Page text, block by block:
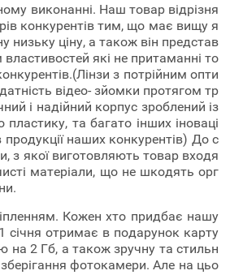
виконанні. Наш товар відрізня
конкурентів тим, що має вищу я
низьку ціну, а також він представ
які не притаманні то
з потрійним опти
відео- зйомки протягом тр
і надійний корпус зроблений із
пластику, та багато інших іноваці
наших конкурентів) До с
з якої виготовляють товар входя
матеріали, що не шкодять орг
Кожен хто придбає нашу
січня отримає в подарунок карту
на 2 Гб, а також зручну та стильн
фотокамери. Але на цьо